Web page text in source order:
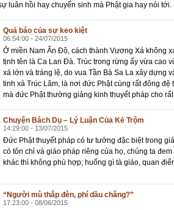
luân hồi hay chuyển sinh mà Phật gia hay nói tới.
Quả báo của sự keo kiệt
06:54:00 - 24/07/2015
Ở miền Nam Ấn Độ, cách thành Vương Xá không
tịnh tên là Ca Lan Đà. Trúc trong rừng ấy vừa cao
xá lớn và tráng lệ, do vua Tần Bà Sa La xây dựng
tinh xá Trúc Lâm, là nơi đức Phật cùng rất đông
mà đức Phật thường giảng kinh thuyết pháp cho
Chuyện Bách Dụ – Lý Luận Của Kẻ Trộm
14:29:00 - 13/07/2015
Đức Phật thuyết pháp có tư tưởng đặc biệt trong
có tôn chỉ và giáo pháp riêng của họ, chúng ta
khác thì không phù hợp; huống gì tà giáo, quan
“Người mù thắp đèn, phí dầu chăng?”
17:23:00 - 08/06/2015